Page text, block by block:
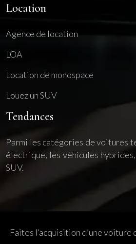
Location
Agence de location
LOA
Location de monospace
Louez un SUV
Tendances
Parmi les catégories de voitures
électrique, les véhicules
SUV.
Faites l’acquisition d’une voiture